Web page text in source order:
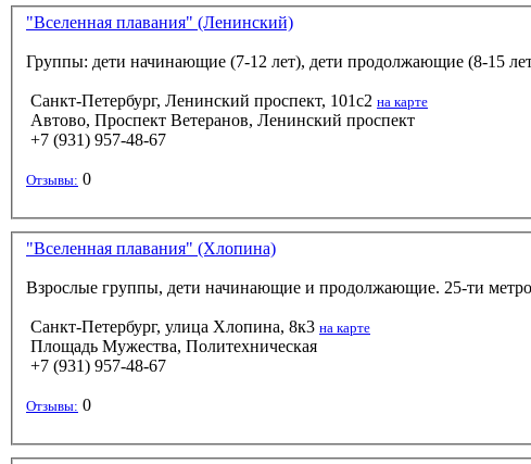
"Вселенная плавания" (Ленинский)
Группы: дети начинающие (7-12 лет), дети продолжающие (8-15
Санкт-Петербург, Ленинский проспект, 101с2 на карте
Автово, Проспект Ветеранов, Ленинский проспект
+7 (931) 957-48-67
Отзывы: 0
"Вселенная плавания" (Хлопина)
Взрослые группы, дети начинающие и продолжающие. 25-ти
Санкт-Петербург, улица Хлопина, 8к3 на карте
Площадь Мужества, Политехническая
+7 (931) 957-48-67
Отзывы: 0